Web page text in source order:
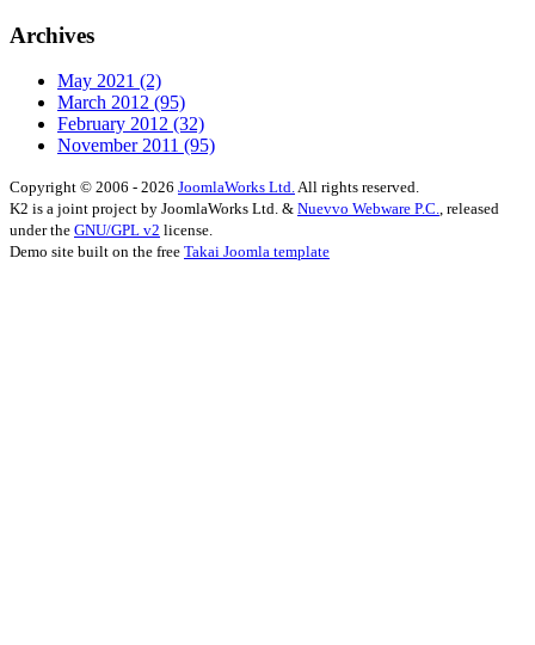
Archives
May 2021 (2)
March 2012 (95)
February 2012 (32)
November 2011 (95)
Copyright © 2006 - 2026 JoomlaWorks Ltd.All rights reserved.
K2 is a joint project by JoomlaWorks Ltd. & Nuevvo Webware P.C., released
under the GNU/GPL v2 license.
Demo site built on the free Takai Joomla template